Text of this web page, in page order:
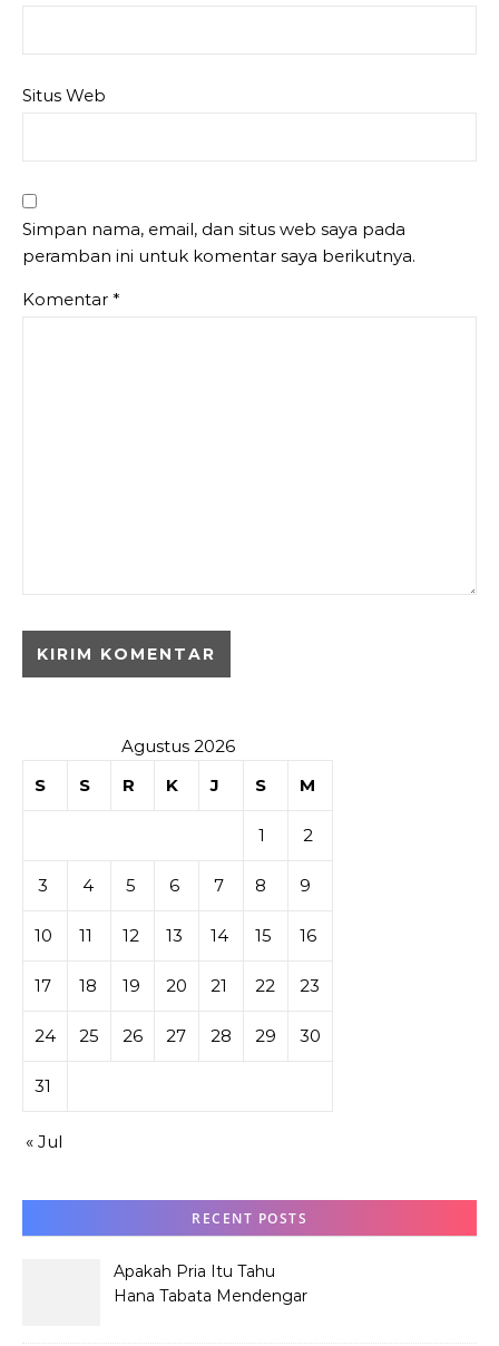
Situs Web
Simpan nama, email, dan situs web saya pada
peramban ini untuk komentar saya berikutnya.
Komentar *
Agustus 2026
S
S R K J S M
1 2
3 4 5 6 7 8 9
10 11 12 13 14 15 16
17 18 19 20 21 22 23
24 25 26 27 28 29 30
31
« Jul
RECENT POSTS
Apakah Pria Itu Tahu
Hana Tabata Mendengar